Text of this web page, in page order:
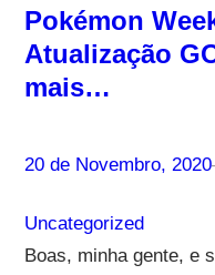
Pokémon
Atualização
mais…
20 de Novembro, 2020
Uncategorized
Boas, minha gente, e